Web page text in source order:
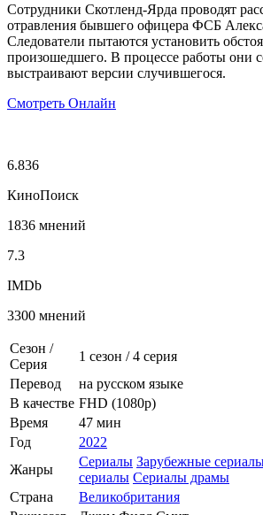
Сотрудники Скотленд-Ярда проводят
отравления бывшего офицера ФСБ
Следователи пытаются установить
произошедшего. В процессе работы они
выстраивают версии случившегося.
Смотреть Онлайн
6.836
КиноПоиск
1836 мнений
7.3
IMDb
3300 мнений
Сезон /
Серия
1 сезон /4 серия
Перевод
на русском языке
В качестве FHD (1080p)
Время
47 мин
Год
2022
Жанры
Сериалы Зарубежные
сериалы Сериалы драмы
Страна
Великобритания